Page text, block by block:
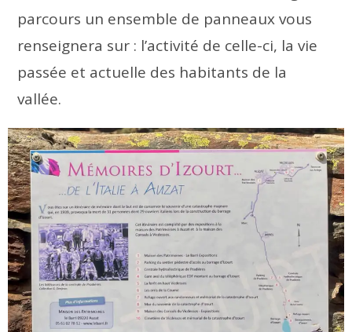
parcours un ensemble de panneaux vous
renseignera sur : l’activité de celle-ci, la vie
passée et actuelle des habitants de la
vallée.